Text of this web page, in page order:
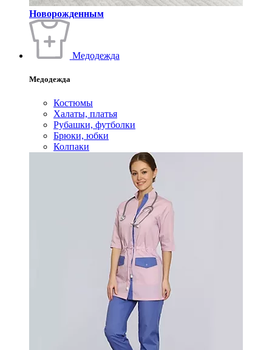
Новорожденным
Медодежда
Медодежда
Костюмы
Халаты, платья
Рубашки, футболки
Брюки, юбки
Колпаки